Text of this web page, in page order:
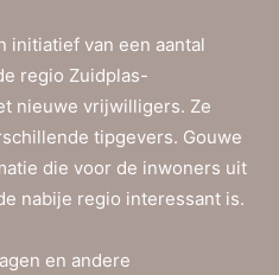
initiatief van een aantal
regio Zuidplas-
nieuwe vrijwilligers. Ze
tipgevers. Gouwe
die voor de inwoners uit
nabije regio interessant is.
en andere